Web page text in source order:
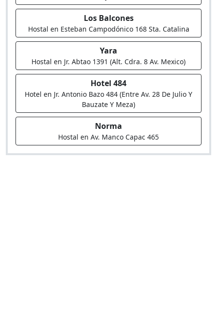
Los Balcones
Hostal en Esteban Campodónico 168 Sta. Catalina
Yara
Hostal en Jr. Abtao 1391 (Alt. Cdra. 8 Av. Mexico)
Hotel 484
Hotel en Jr. Antonio Bazo 484 (Entre Av. 28 De Julio Y
Bauzate Y Meza)
Norma
Hostal en Av. Manco Capac 465